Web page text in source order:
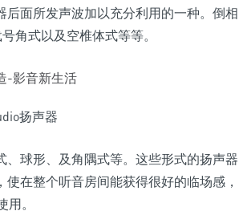
面所发声波加以充分利用的一种。倒相
角式以及空椎体式等等。
扬声器
球形、及角隅式等。这些形式的扬声器
在整个听音房间能获得很好的临场感，
。